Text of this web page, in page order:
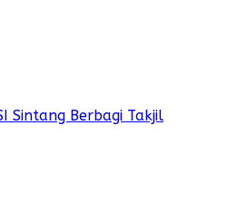
Sintang Berbagi Takjil